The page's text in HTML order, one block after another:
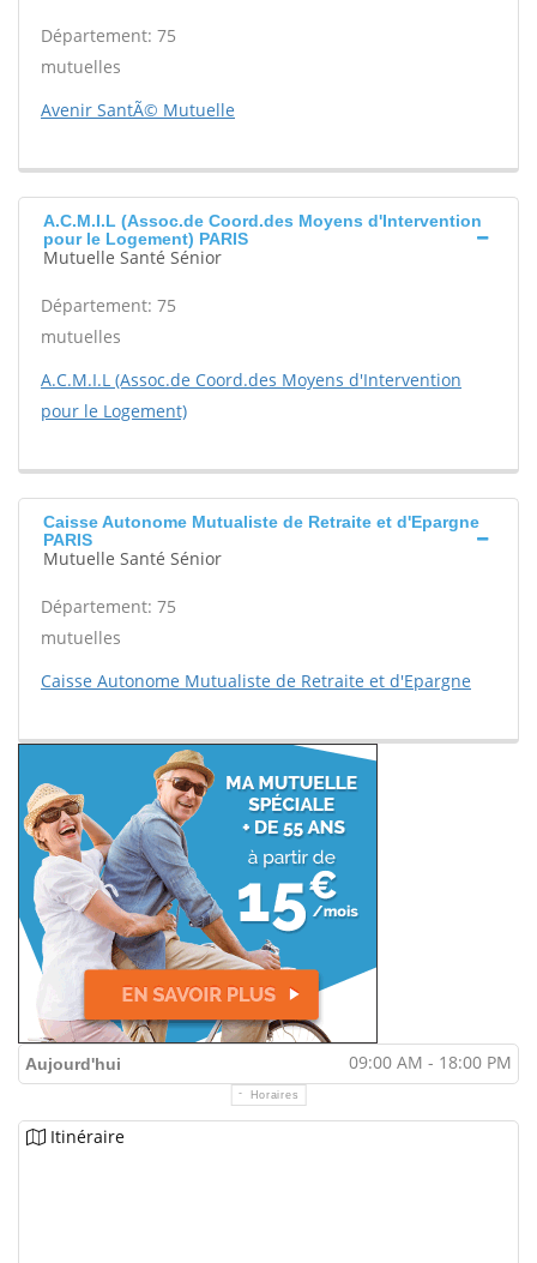
Département: 75
mutuelles
Avenir SantÃ© Mutuelle
A.C.M.I.L (Assoc.de Coord.des Moyens d'Intervention
pour le Logement) PARIS
Mutuelle Santé Sénior
Département: 75
mutuelles
A.C.M.I.L (Assoc.de Coord.des Moyens d'Intervention
pour le Logement)
Caisse Autonome Mutualiste de Retraite et d'Epargne
PARIS
Mutuelle Santé Sénior
Département: 75
mutuelles
Caisse Autonome Mutualiste de Retraite et d'Epargne
Aujourd'hui 09:00 AM - 18:00 PM
Horaires
Itinéraire